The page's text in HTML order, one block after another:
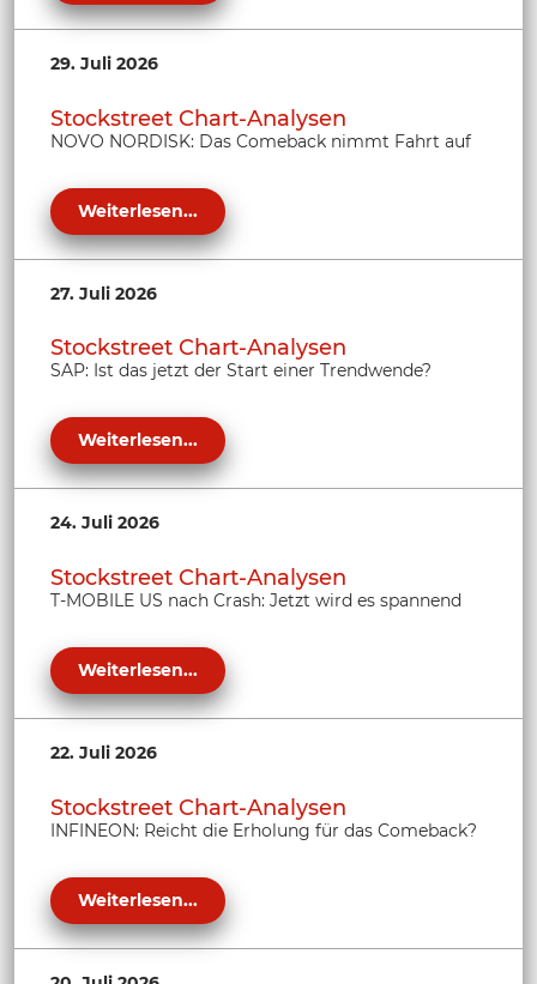
29. Juli 2026
Stockstreet Chart-Analysen
NOVO NORDISK: Das Comeback nimmt Fahrt auf
Weiterlesen...
27. Juli 2026
Stockstreet Chart-Analysen
SAP: Ist das jetzt der Start einer Trendwende?
Weiterlesen...
24. Juli 2026
Stockstreet Chart-Analysen
T-MOBILE US nach Crash: Jetzt wird es spannend
Weiterlesen...
22. Juli 2026
Stockstreet Chart-Analysen
INFINEON: Reicht die Erholung für das Comeback?
Weiterlesen...